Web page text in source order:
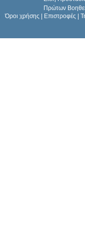
Πρώτων
Όροι χρήσης Επιστροφές